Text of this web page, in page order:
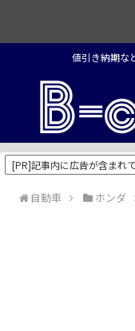
値引き納期な
[PR]記事内に広告が含まれて
自動車 ホンダ